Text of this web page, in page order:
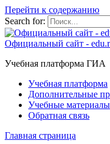
Перейти к содержанию
Search for:
Официальный сайт -
Учебная платформа ГИА
Учебная платформа
Дополнительные
Учебные материалы
Обратная связь
Главная страница